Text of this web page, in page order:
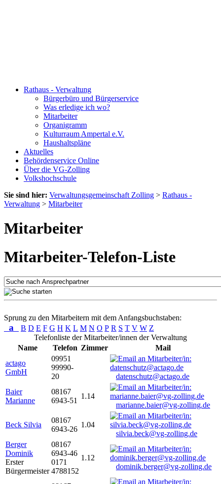
Rathaus - Verwaltung
Bürgerbüro und Bürgerservice
Was erledige ich wo?
Mitarbeiter
Organigramm
Kulturraum Ampertal e.V.
Haushaltspläne
Aktuelles
Behördenservice Online
Über die VG-Zolling
Volkshochschule
Sie sind hier: Verwaltungsgemeinschaft Zolling > Rathaus -
Verwaltung > Mitarbeiter
Mitarbeiter
Mitarbeiter-Telefon-Liste
Sprung zu den Mitarbeitern mit dem Anfangsbuchstaben:
a B D E F G H K L M N O P R S T V W Z
Telefonliste der Mitarbeiter/innen der Verwaltung
Name
Telefon Zimmer
Mail
actago
GmbH
09951
99990-
20
datenschutz@actago.de
Baier
Marianne
08167
6943-51
1.14
marianne.baier@vg-zolling.de
Beck Silvia
08167
6943-26
1.04
silvia.beck@vg-zolling.de
Berger
Dominik
Erster
Bürgermeister
08167
6943-46
0171
4788152
1.12
dominik.berger@vg-zolling.de